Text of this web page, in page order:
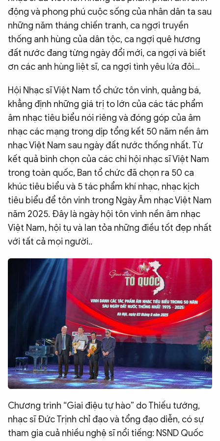
động và phong phú cuộc sống của nhân dân ta sau
những năm tháng chiến tranh, ca ngợi truyền
thống anh hùng của dân tộc, ca ngợi quê hương
đất nước đang từng ngày đổi mới, ca ngợi và biết
ơn các anh hùng liệt sĩ, ca ngợi tình yêu lứa đôi…
Hội Nhạc sĩ Việt Nam tổ chức tôn vinh, quảng bá,
khẳng định những giá trị to lớn của các tác phẩm
âm nhạc tiêu biểu nói riêng và đóng góp của âm
nhạc các mạng trong dịp tổng kết 50 năm nền âm
nhạc Việt Nam sau ngày đất nước thống nhất. Từ
kết quả bình chọn của các chi hội nhạc sĩ Việt Nam
trong toàn quốc, Ban tổ chức đã chọn ra 50 ca
khúc tiêu biểu và 5 tác phẩm khí nhạc, nhạc kịch
tiêu biểu để tôn vinh trong Ngày Âm nhạc Việt Nam
năm 2025. Đây là ngày hội tôn vinh nền âm nhạc
Việt Nam, hội tụ và lan tỏa những điều tốt đẹp nhất
với tất cả mọi người..
Chương trình “Giai điệu tự hào” do Thiếu tướng,
nhạc sĩ Đức Trịnh chỉ đạo và tổng đạo diễn, có sự
tham gia cuả nhiều nghệ sĩ nổi tiếng: NSND Quốc